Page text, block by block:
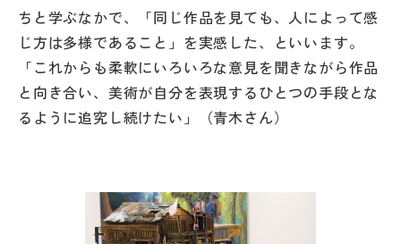
ちと学ぶなかで、「同じ作品を見ても、人によって感
じ方は多様であること」を実感した、といいます。
「これからも柔軟にいろいろな意見を聞きながら作品
と向き合い、美術が自分を表現するひとつの手段とな
るように追究し続けたい」（青木さん）